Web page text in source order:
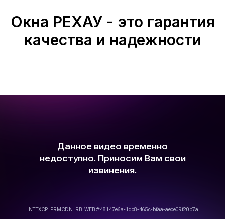
Окна РЕХАУ - это гарантия
качества и надежности